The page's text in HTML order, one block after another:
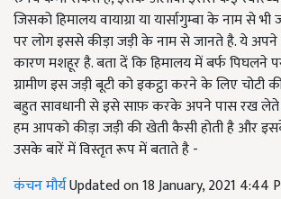
जिसको हिमालय वायाग्रा या यार्सागुम्बा के नाम से
पर लोग इससे कीड़ा जड़ी के नाम से जानते है. ये अपने
कारण मशहूर है. बता दें कि हिमालय में बर्फ पिघलने
ग्रामीण इस जड़ी बूटी को इकट्ठा करने के लिए चोटी
बहुत सावधानी से इसे साफ़ करके अपने पास रख
हम आपको कीड़ा जड़ी की खेती कैसी होती है और
उसके बारें में विस्तृत रूप में बताते है -
कंचन मौर्यUpdated on 18 January, 2021 4:44